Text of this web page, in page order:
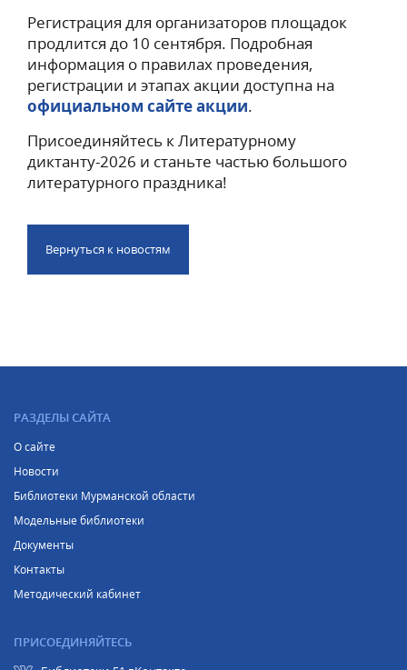
Регистрация для организаторов площадок
продлится до 10 сентября. Подробная
информация о правилах проведения,
регистрации и этапах акции доступна на
официальном сайте акции.
Присоединяйтесь к Литературному
диктанту-2026 и станьте частью большого
литературного праздника!
Вернуться к новостям
РАЗДЕЛЫ САЙТА
О сайте
Новости
Библиотеки Мурманской области
Модельные библиотеки
Документы
Контакты
Методический кабинет
ПРИСОЕДИНЯЙТЕСЬ